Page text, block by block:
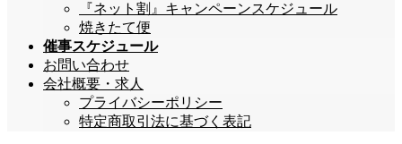
『ネット割』キャンペーンスケジュール
焼きたて便
催事スケジュール
お問い合わせ
会社概要・求人
プライバシーポリシー
特定商取引法に基づく表記